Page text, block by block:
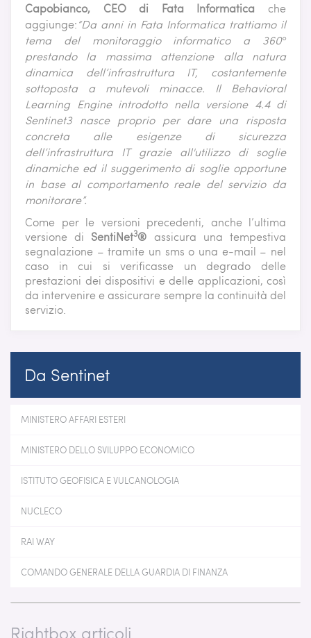
Capobianco, CEO di Fata Informatica che
aggiunge:“Da anni in Fata Informatica trattiamo il
tema del monitoraggio informatico a 360°
prestando la massima attenzione alla natura
dinamica dell’infrastruttura IT, costantemente
sottoposta a mutevoli minacce. Il Behavioral
Learning Engine introdotto nella versione 4.4 di
Sentinet3 nasce proprio per dare una risposta
concreta alle esigenze di sicurezza
dell’infrastruttura IT grazie all'utilizzo di soglie
dinamiche ed il suggerimento di soglie opportune
in base al comportamento reale del servizio da
monitorare”.
Come per le versioni precedenti, anche l’ultima
versione di SentiNet3® assicura una tempestiva
segnalazione – tramite un sms o una e-mail – nel
caso in cui si verificasse un degrado delle
prestazioni dei dispositivi e delle applicazioni, così
da intervenire e assicurare sempre la continuità del
servizio.
Da Sentinet
MINISTERO AFFARI ESTERI
MINISTERO DELLO SVILUPPO ECONOMICO
ISTITUTO GEOFISICA E VULCANOLOGIA
NUCLECO
RAI WAY
COMANDO GENERALE DELLA GUARDIA DI FINANZA
Rightbox articoli